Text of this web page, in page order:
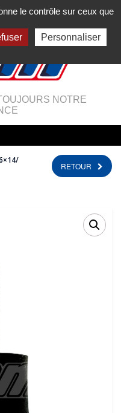
NOTRE
RETOUR
le contrôle sur ceux que
Personnaliser